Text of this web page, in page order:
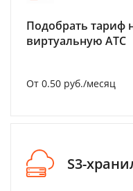
Подобрать тариф
виртуальную АТС
От 0.50 руб./месяц
S3-